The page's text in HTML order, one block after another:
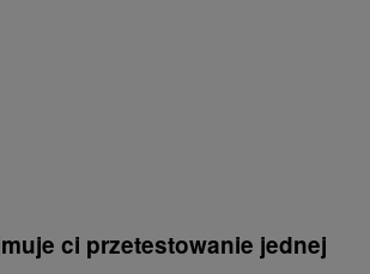
ci przetestowanie jednej